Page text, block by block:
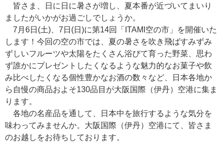
皆さま、日に日に暑さが増し、夏本番が近づいてまいり
ましたがいかがお過ごしでしょうか。
7月6日(土)、7日(日)に第14回「ITAMI空の市」を開催いた
します！今回の空の市では、夏の暑さを吹き飛ばすみずみ
ずしいフルーツや太陽をたくさん浴びて育った野菜、思わ
ず誰かにプレゼントしたくなるような魅力的なお菓子や飲
み比べしたくなる個性豊かなお酒の数々など、日本各地か
ら自慢の商品およそ130品目が大阪国際（伊丹）空港に集ま
ります。
各地の名産品を通して、日本中を旅行するような気分を
味わってみませんか。大阪国際（伊丹）空港にて、皆さま
のお越しをお待ちしております。